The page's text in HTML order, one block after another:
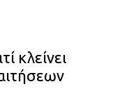
κλείνει